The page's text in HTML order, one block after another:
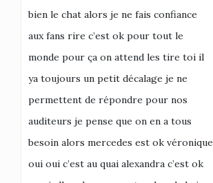
bien le chat alors je ne fais confiance
aux fans rire c’est ok pour tout le
monde pour ça on attend les tire toi il
ya toujours un petit décalage je ne
permettent de répondre pour nos
auditeurs je pense que on en a tous
besoin alors mercedes est ok véronique
oui oui c’est au quai alexandra c’est ok